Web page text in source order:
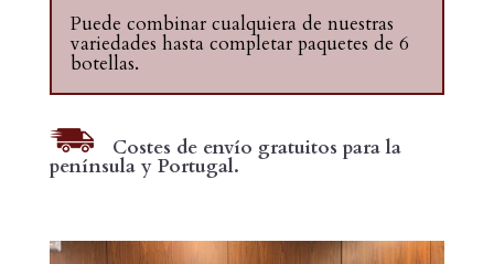
Puede combinar cualquiera de nuestras
variedades hasta completar paquetes de 6
botellas.
Costes de envío gratuitos para la
península y Portugal.